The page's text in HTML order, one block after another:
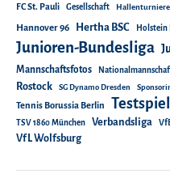
FC St. Pauli Gesellschaft Hallenturniere
Hannover 96 Hertha BSC Holstein
Junioren-Bundesliga
Mannschaftsfotos
Rostock SG Dynamo Dresden
Tennis Borussia Berlin
TSV 1860 München Verbandsliga
VfL Wolfsburg